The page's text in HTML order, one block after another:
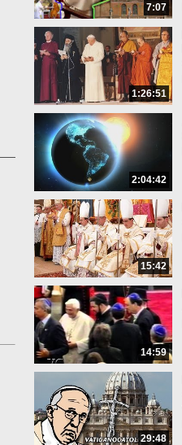
7:07
1:26:51
2:04:42
15:42
14:59
29:48